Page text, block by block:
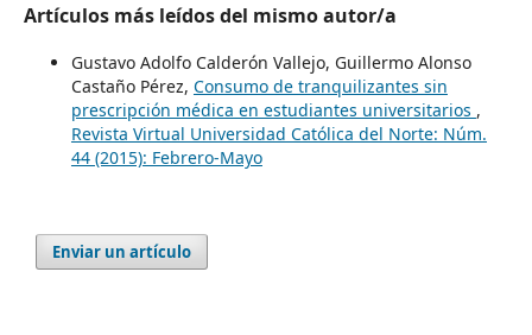
Artículos más leídos del mismo autor/a
Gustavo Adolfo Calderón Vallejo, Guillermo Alonso
Castaño Pérez, Consumo de tranquilizantes sin
prescripción médica en estudiantes universitarios ,
Revista Virtual Universidad Católica del Norte: Núm.
44 (2015): Febrero-Mayo
Enviar un artículo